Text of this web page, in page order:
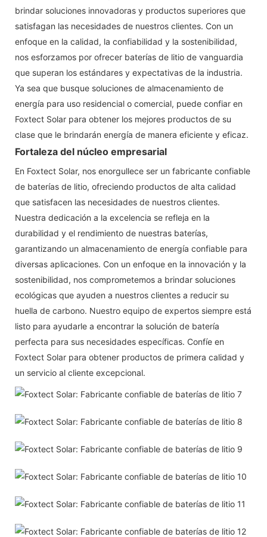
brindar soluciones innovadoras y productos superiores que
satisfagan las necesidades de nuestros clientes. Con un
enfoque en la calidad, la confiabilidad y la sostenibilidad,
nos esforzamos por ofrecer baterías de litio de vanguardia
que superan los estándares y expectativas de la industria.
Ya sea que busque soluciones de almacenamiento de
energía para uso residencial o comercial, puede confiar en
Foxtect Solar para obtener los mejores productos de su
clase que le brindarán energía de manera eficiente y eficaz.
Fortaleza del núcleo empresarial
En Foxtect Solar, nos enorgullece ser un fabricante confiable
de baterías de litio, ofreciendo productos de alta calidad
que satisfacen las necesidades de nuestros clientes.
Nuestra dedicación a la excelencia se refleja en la
durabilidad y el rendimiento de nuestras baterías,
garantizando un almacenamiento de energía confiable para
diversas aplicaciones. Con un enfoque en la innovación y la
sostenibilidad, nos comprometemos a brindar soluciones
ecológicas que ayuden a nuestros clientes a reducir su
huella de carbono. Nuestro equipo de expertos siempre está
listo para ayudarle a encontrar la solución de batería
perfecta para sus necesidades específicas. Confíe en
Foxtect Solar para obtener productos de primera calidad y
un servicio al cliente excepcional.